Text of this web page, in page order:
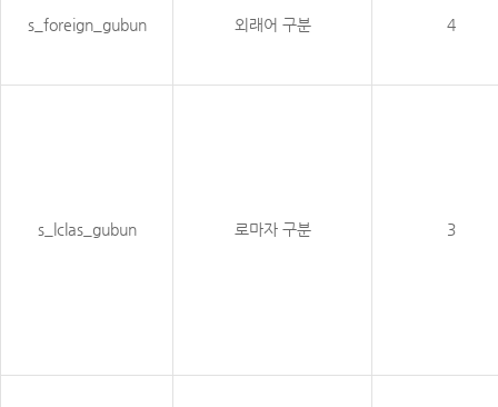
s_foreign_gubun 외래어 구분 4
s_lclas_gubun 로마자 구분 3